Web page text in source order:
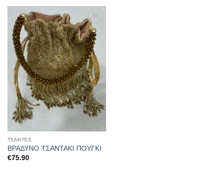
Προσθήκη
στα
αγαπημένα
ΤΣΆΝΤΕΣ
ΒΡΑΔΥΝΟ ΤΣΑΝΤΑΚΙ ΠΟΥΓΚΙ
€75.90